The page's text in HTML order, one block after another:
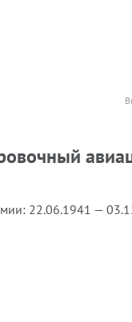
22.06.1941 —